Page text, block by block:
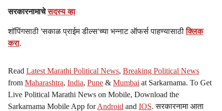
सरकारनामाचेसदस्य व्हा
शॉपिंगसाठी 'सकाळ प्राईम डील्स'च्या भन्नाट ऑफर्स पाहण्यासाठीक्लिक
करा.
Read Latest Marathi Political News, Breaking Political News
from Maharashtra, India, Pune & Mumbai at Sarkarnama. To Get
Live Political Marathi News on Mobile, Download the
Sarkarnama Mobile App forAndroid and IOS. सरकारनामा आता